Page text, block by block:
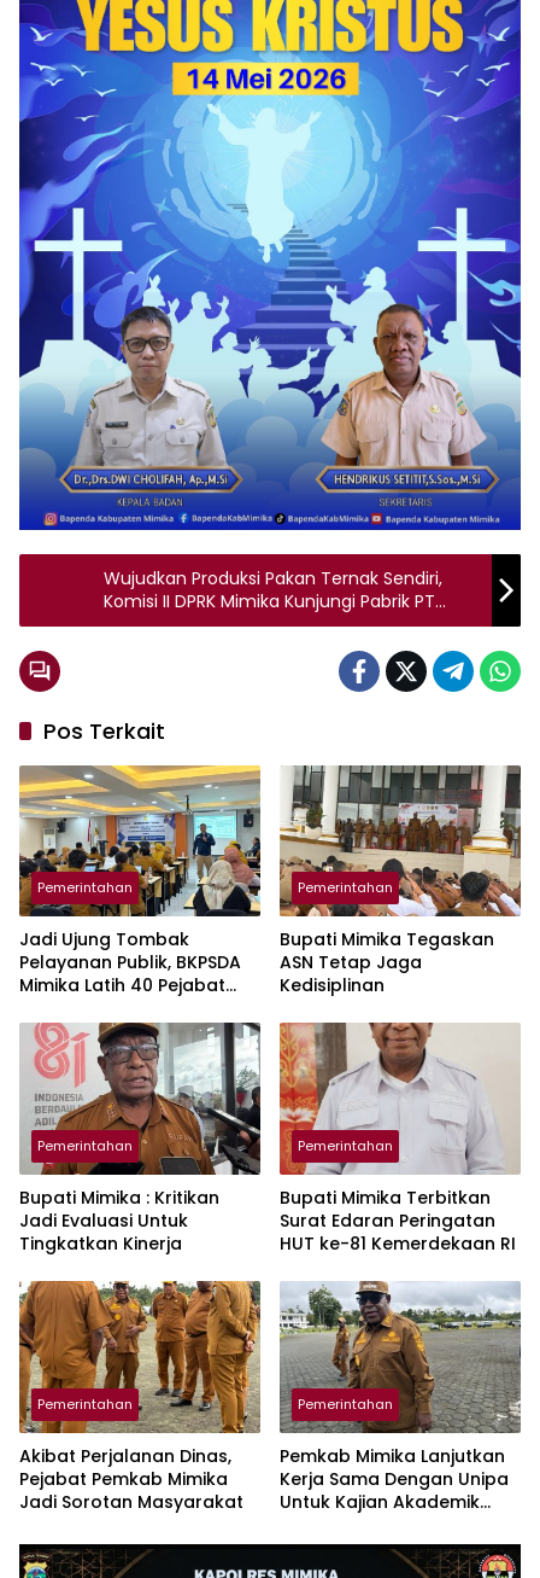
Wujudkan Produksi Pakan Ternak Sendiri,
Komisi II DPRK Mimika Kunjungi Pabrik PT
Agrikencana Perkasa di Klaten
Pos Terkait
Pemerintahan
Jadi Ujung Tombak
Pelayanan Publik, BKPSDA
Mimika Latih 40 Pejabat
Tenaga Kesehatan
Pemerintahan
Bupati Mimika Tegaskan
ASN Tetap Jaga
Kedisiplinan
Pemerintahan
Bupati Mimika : Kritikan
Jadi Evaluasi Untuk
Tingkatkan Kinerja
Pemerintahan
Bupati Mimika Terbitkan
Surat Edaran Peringatan
HUT ke-81 Kemerdekaan RI
Pemerintahan
Akibat Perjalanan Dinas,
Pejabat Pemkab Mimika
Jadi Sorotan Masyarakat
Pemerintahan
Pemkab Mimika Lanjutkan
Kerja Sama Dengan Unipa
Untuk Kajian Akademik